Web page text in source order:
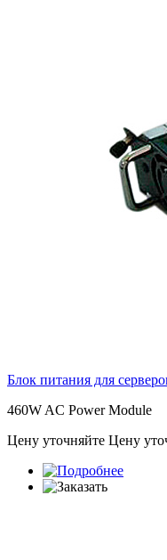
Блок питания для
460W AC Power Module
Цену уточняйте Цену